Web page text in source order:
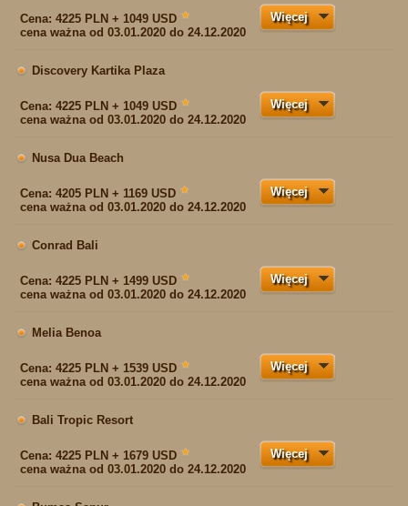
Cena: 4225 PLN + 1049 USD ★
cena ważna od 03.01.2020 do 24.12.2020
Więcej
Discovery Kartika Plaza
Cena: 4225 PLN + 1049 USD ★
cena ważna od 03.01.2020 do 24.12.2020
Więcej
Nusa Dua Beach
Cena: 4205 PLN + 1169 USD ★
cena ważna od 03.01.2020 do 24.12.2020
Więcej
Conrad Bali
Cena: 4225 PLN + 1499 USD ★
cena ważna od 03.01.2020 do 24.12.2020
Więcej
Melia Benoa
Cena: 4225 PLN + 1539 USD ★
cena ważna od 03.01.2020 do 24.12.2020
Więcej
Bali Tropic Resort
Cena: 4225 PLN + 1679 USD ★
cena ważna od 03.01.2020 do 24.12.2020
Więcej